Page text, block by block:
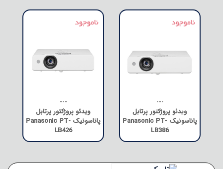
---
ویدئو پروژکتور پرتابل
پاناسونیک Panasonic PT-
LB386
---
ویدئو پروژکتور پرتابل
پاناسونیک Panasonic PT-
LB426